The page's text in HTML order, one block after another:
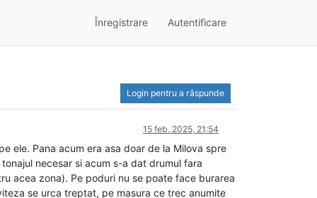
Înregistrare Autentificare
Login pentru a răspunde
15 feb. 2025, 21:54
ele. Pana acum era asa doar de la Milova spre
necesar si acum s-a dat drumul fara
acea zona). Pe poduri nu se poate face burarea
se urca treptat, pe masura ce trec anumite